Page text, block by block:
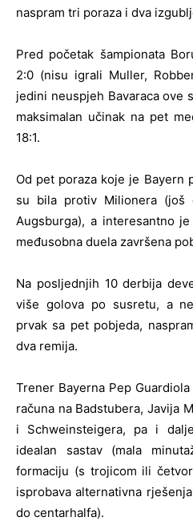
naspram tri poraza i dva
Pred početak šampionata
2:0 (nisu igrali Muller,
jedini neuspjeh Bavaraca ove
maksimalan učinak na pet
18:1.
Od pet poraza koje je Bayern
su bila protiv Milionera
Augsburga), a interesantno
međusobna duela završena
Na posljednjih 10 derbija
više golova po susretu, a
prvak sa pet pobjeda,
dva remija.
Trener Bayerna Pep
računa na Badstubera, Javija
i Schweinsteigera, pa i
idealan sastav (mala
formaciju (s trojicom ili
isprobava alternativna
do centarhalfa).